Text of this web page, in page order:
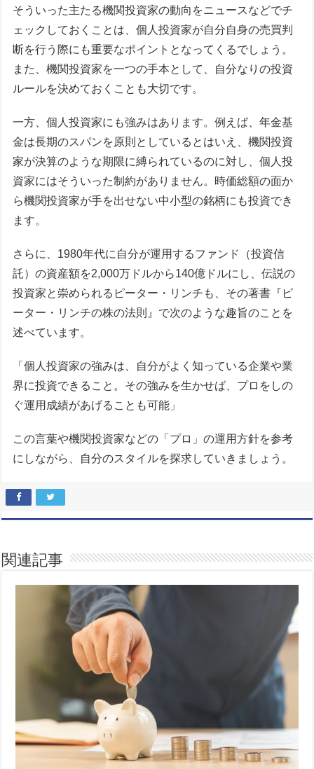
そういった主たる機関投資家の動向をニュースなどでチ
ェックしておくことは、個人投資家が自分自身の売買判
断を行う際にも重要なポイントとなってくるでしょう。
また、機関投資家を一つの手本として、自分なりの投資
ルールを決めておくことも大切です。
一方、個人投資家にも強みはあります。例えば、年金基
金は長期のスパンを原則としているとはいえ、機関投資
家が決算のような期限に縛られているのに対し、個人投
資家にはそういった制約がありません。時価総額の面か
ら機関投資家が手を出せない中小型の銘柄にも投資でき
ます。
さらに、1980年代に自分が運用するファンド（投資信
託）の資産額を2,000万ドルから140億ドルにし、伝説の
投資家と崇められるピーター・リンチも、その著書『ピ
ーター・リンチの株の法則』で次のような趣旨のことを
述べています。
「個人投資家の強みは、自分がよく知っている企業や業
界に投資できること。その強みを生かせば、プロをしの
ぐ運用成績があげることも可能」
この言葉や機関投資家などの「プロ」の運用方針を参考
にしながら、自分のスタイルを探求していきましょう。
関連記事